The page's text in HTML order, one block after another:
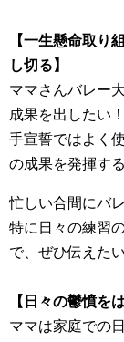
【一生懸命取り
し切る】
ママさんバレー
成果を出したい
手宣誓ではよく
の成果を発揮す
忙しい合間にバ
特に日々の練習
で、ぜひ伝えた
【日々の鬱憤を
ママは家庭での